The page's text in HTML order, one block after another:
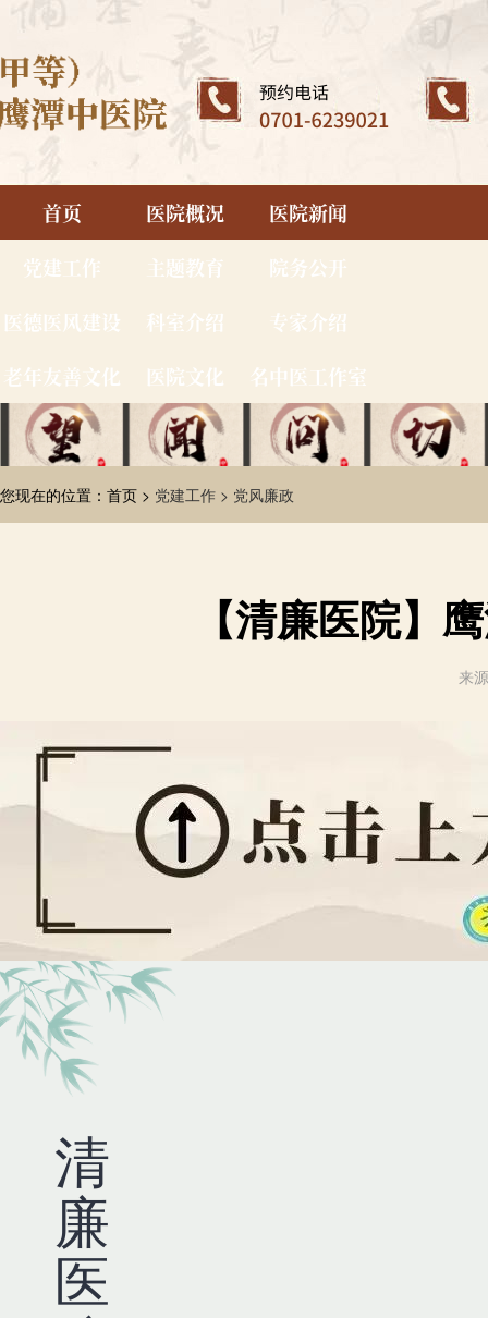
首页 医院概况
医院新闻
党建工作
主题教育
院务公开
医德医风建设
科室介绍
专家介绍
老年友善文化
医院文化 名中医工作室
您现在的位置：首页 > 党建工作 > 党风廉政
【清廉医院】
来
清
廉
医